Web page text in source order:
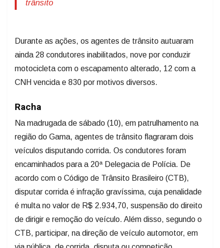
trânsito
Durante as ações, os agentes de trânsito autuaram
ainda 28 condutores inabilitados, nove por conduzir
motocicleta com o escapamento alterado, 12 com a
CNH vencida e 830 por motivos diversos.
Racha
Na madrugada de sábado (10), em patrulhamento na
região do Gama, agentes de trânsito flagraram dois
veículos disputando corrida. Os condutores foram
encaminhados para a 20ª Delegacia de Polícia. De
acordo com o Código de Trânsito Brasileiro (CTB),
disputar corrida é infração gravíssima, cuja penalidade
é multa no valor de R$ 2.934,70, suspensão do direito
de dirigir e remoção do veículo. Além disso, segundo o
CTB, participar, na direção de veículo automotor, em